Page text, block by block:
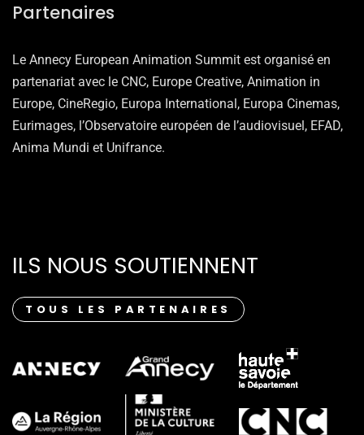
Partenaires
Le Annecy European Animation Summit est organisé en
partenariat avec le CNC, Europe Creative, Animation in
Europe, CineRegio, Europa International, Europa Cinemas,
Eurimages, l’Observatoire européen de l’audiovisuel, EFAD,
Anima Mundi et Unifrance.
ILS NOUS SOUTIENNENT
TOUS LES PARTENAIRES